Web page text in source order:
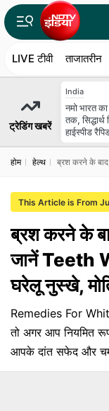
LIVE टीवी ताजातरीन
ट्रेडिंग खबरें
India
नमो भारत
तक,
हाईस्पीड
होम हेल्थ ब्रश करने के
This Article is From
ब्रश करने के
जानें Teeth
घरेलू नुस्खे,
Remedies For
तो अगर आप नियमित
आपके दांत सफेद और